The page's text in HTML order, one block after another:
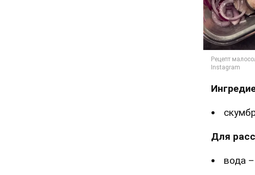
Для
вода